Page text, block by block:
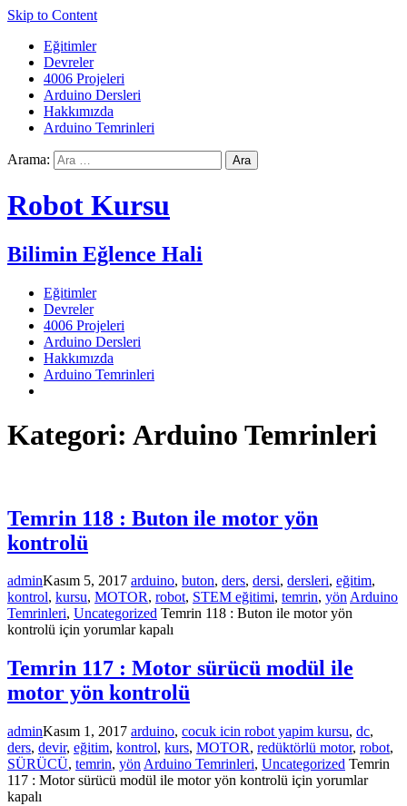
Skip to Content
Eğitimler
Devreler
4006 Projeleri
Arduino Dersleri
Hakkımızda
Arduino Temrinleri
Arama:
Robot Kursu
Bilimin Eğlence Hali
Eğitimler
Devreler
4006 Projeleri
Arduino Dersleri
Hakkımızda
Arduino Temrinleri
Kategori: Arduino Temrinleri
Temrin 118 : Buton ile motor yön
kontrolü
adminKasım 5, 2017 arduino, buton, ders, dersi, dersleri, eğitim,
kontrol, kursu, MOTOR, robot, STEM eğitimi, temrin, yönArduino
Temrinleri, Uncategorized Temrin 118 : Buton ile motor yön
kontrolü için yorumlar kapalı
Temrin 117 : Motor sürücü modül ile
motor yön kontrolü
adminKasım 1, 2017 arduino, cocuk icin robot yapim kursu, dc,
ders, devir, eğitim, kontrol, kurs, MOTOR, redüktörlü motor, robot,
SÜRÜCÜ, temrin, yön Arduino Temrinleri, Uncategorized Temrin
117 : Motor sürücü modül ile motor yön kontrolü için yorumlar
kapalı